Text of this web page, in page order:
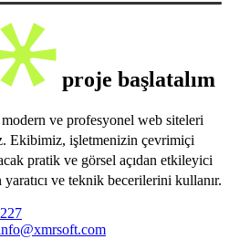
proje başlatalım
ve profesyonel web siteleri
Ekibimiz, işletmenizin çevrimiçi
pratik ve görsel açıdan etkileyici
ve teknik becerilerini kullanır.